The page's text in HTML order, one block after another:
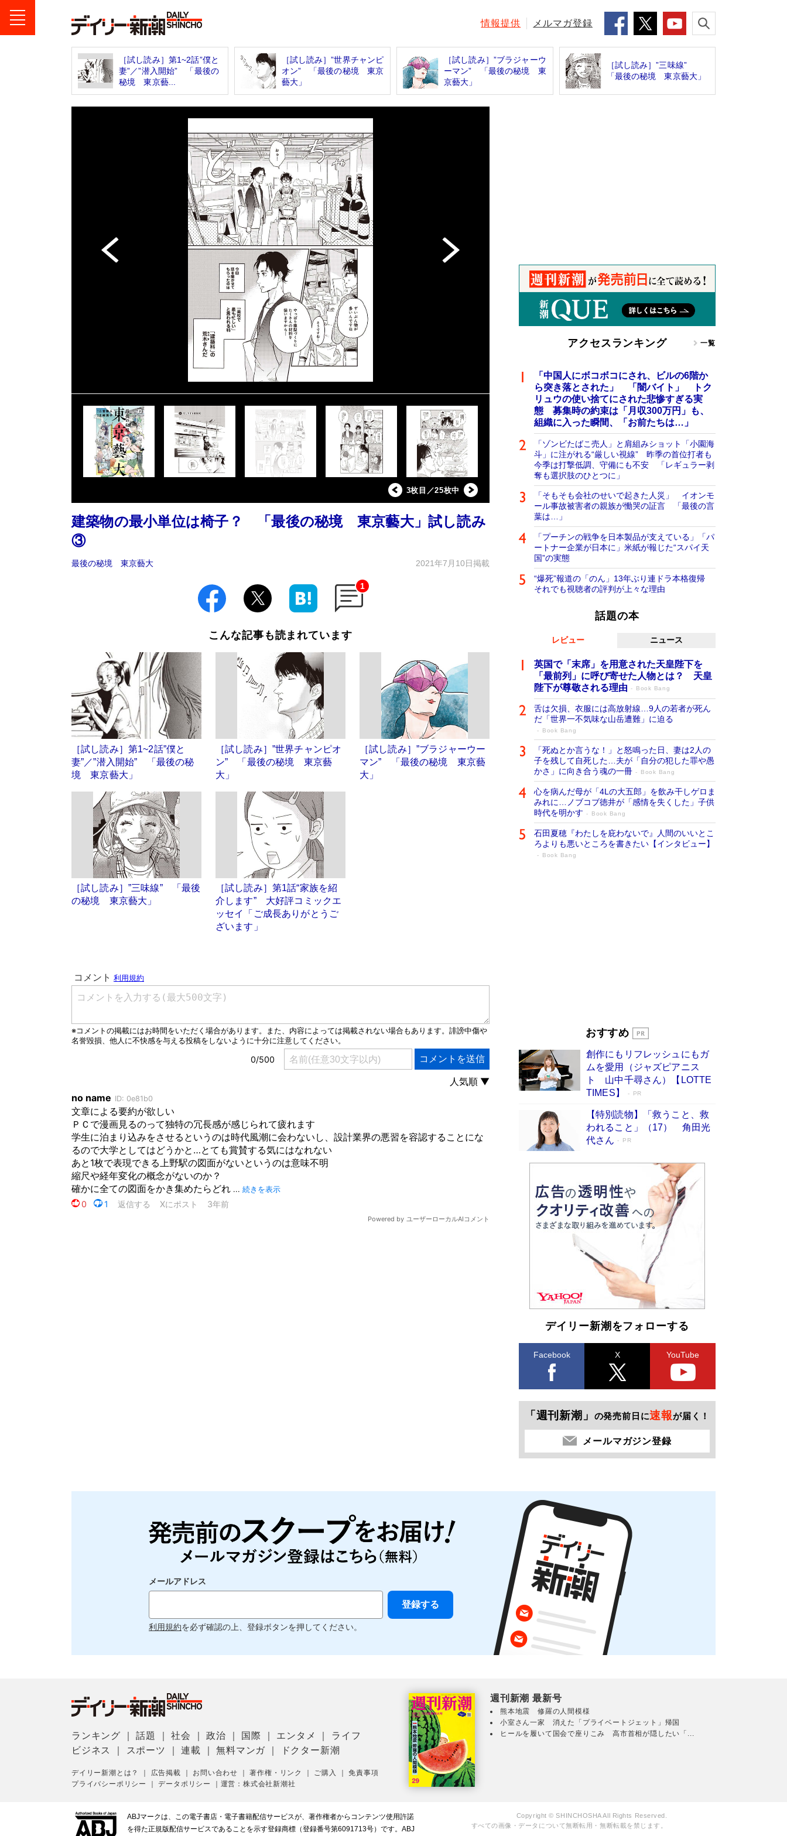
情報提供 メルマガ登録
［試し読み］第1~2話”僕と
妻”／”潜入開始” 「最後の
秘境 東京藝...
［試し読み］”世界チャンピ
オン” 「最後の秘境 東京
藝大」
［試し読み］”ブラジャーウ
ーマン” 「最後の秘境 東
京藝大」
［試し読み］”三味線”
「最後の秘境 東京藝大」
3枚目／25枚中
建築物の最小単位は椅子？ 「最後の秘境 東京藝大」試し読み
③
最後の秘境 東京藝大 2021年7月10日掲載
1
こんな記事も読まれています
［試し読み］第1~2話”僕と
妻”／”潜入開始” 「最後の秘
境 東京藝大」
［試し読み］”世界チャンピオ
ン” 「最後の秘境 東京藝
大」
［試し読み］”ブラジャーウー
マン” 「最後の秘境 東京藝
大」
［試し読み］”三味線” 「最後
の秘境 東京藝大」
［試し読み］第1話“家族を紹
介します” 大好評コミックエ
ッセイ「ご成長ありがとうご
ざいます」
アクセスランキング 一覧
「中国人にボコボコにされ、ビルの6階か
ら突き落とされた」 「闇バイト」 トク
リュウの使い捨てにされた悲惨すぎる実
態 募集時の約束は「月収300万円」も、
組織に入った瞬間、「お前たちは…」
「ゾンビたばこ売人」と肩組みショット「小園海
斗」に注がれる“厳しい視線” 昨季の首位打者も
今季は打撃低調、守備にも不安 「レギュラー剥
奪も選択肢のひとつに」
「そもそも会社のせいで起きた人災」 イオンモ
ール事故被害者の親族が慟哭の証言 「最後の言
葉は…」
「プーチンの戦争を日本製品が支えている」「パ
ートナー企業が日本に」米紙が報じた“スパイ天
国”の実態
“爆死”報道の「のん」13年ぶり連ドラ本格復帰
それでも視聴者の評判が上々な理由
話題の本
レビュー ニュース
英国で「末席」を用意された天皇陛下を
「最前列」に呼び寄せた人物とは？ 天皇
陛下が尊敬される理由
Book Bang
舌は欠損、衣服には高放射線…9人の若者が死ん
だ「世界一不気味な山岳遭難」に迫る
Book Bang
「死ぬとか言うな！」と怒鳴った日、妻は2人の
子を残して自死した…夫が「自分の犯した罪や愚
かさ」に向き合う魂の一冊
Book Bang
心を病んだ母が「4Lの大五郎」を飲み干しゲロま
みれに…ノブコブ徳井が「感情を失くした」子供
時代を明かす
Book Bang
石田夏穂『わたしを庇わないで』人間のいいとこ
ろよりも悪いところを書きたい【インタビュー】
Book Bang
開発への関心を押し上げた18年の物語に幕 特装
Book Bang
「不意に涙が出そうに…」高嶋政伸が明かし
た“13歳の娘を暴行する役”への葛藤 インティマ
シーコーディネーターに支えられたNHK『大奥』
おすすめ
創作にもリフレッシュにもガ
ムを愛用（ジャズピアニス
ト 山中千尋さん）【LOTTE
TIMES】
PR
【特別読物】「救うこと、救
われること」（17） 角田光
代さん
PR
デイリー新潮をフォローする
Facebook X YouTube
「週刊新潮」 の発売前日に速報が届く！
メールマガジン登録
メールアドレス
利用規約を必ず確認の上、登録ボタンを押してください。
ランキング ｜話題 ｜社会 ｜政治 国際 エンタメ
ライフ
ビジネス
スポーツ ｜連載 ｜無料マンガ ドクター新潮
デイリー新潮とは？ 広告掲載 お問い合わせ ｜著作権・リンク ご購入 ｜免責事項
プライバシーポリシー
｜データポリシー 運営：株式会社新潮社
週刊新潮 最新号
熊本地震 修羅の人間模様
小室さん一家 消えた「プライベートジェット」帰国
ヒールを履いて国会で座りこみ 高市首相が隠したい「...
ABJマークは、この電子書店・電子書籍配信サービスが、著作権者からコンテンツ使用許諾
を得た正規版配信サービスであることを示す登録商標（登録番号第6091713号）です。ABJ
Copyright © SHINCHOSHA All Rights Reserved.
すべての画像・データについて無断転用・無断転載を禁じます。